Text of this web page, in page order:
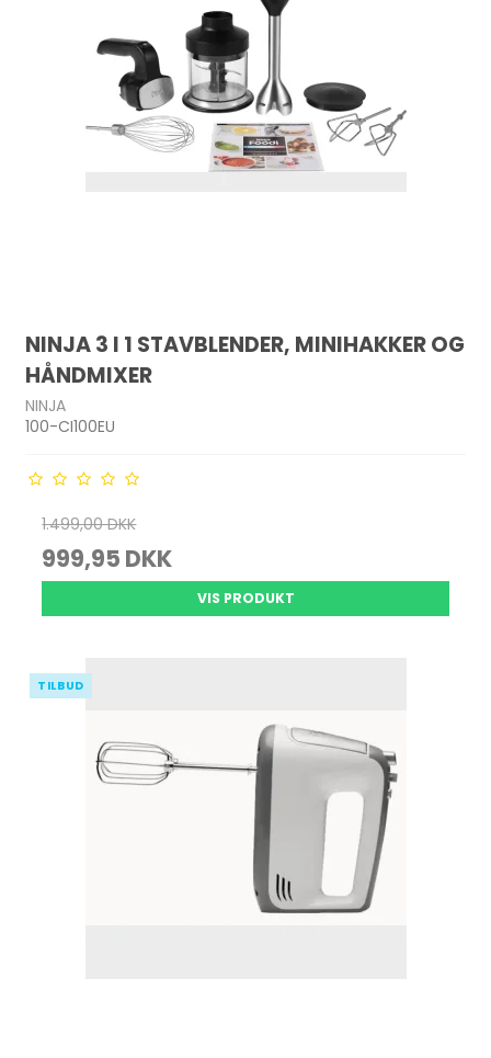
NINJA 3 I 1 STAVBLENDER, MINIHAKKER OG
HÅNDMIXER
NINJA
100-CI100EU
1.499,00 DKK
999,95 DKK
VIS PRODUKT
TILBUD